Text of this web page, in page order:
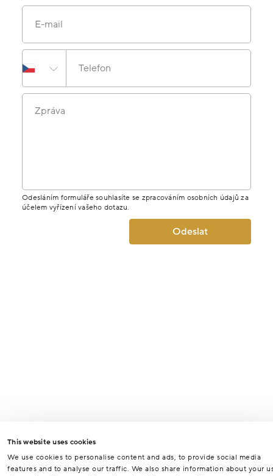
This website uses cookies
We use cookies to personalise content and ads, to provide social media
features and to analyse our traffic. We also share information about your
E-mail
Telefon
Zpráva
Odesláním formuláře souhlasíte se zpracováním osobních údajů za
účelem vyřízení vašeho dotazu.
Odeslat